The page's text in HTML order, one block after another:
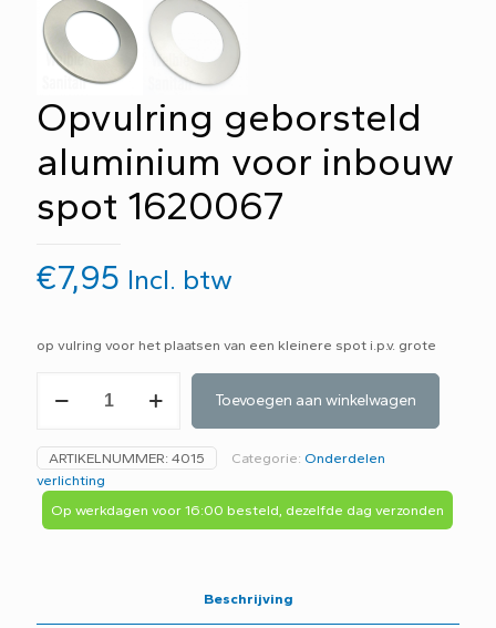
Opvulring geborsteld
aluminium voor inbouw
spot 1620067
€7,95 Incl. btw
op vulring voor het plaatsen van een kleinere spot i.p.v. grote
geborsteld
voor
inbouw
spot
1620067
aantal
Toevoegen aan winkelwagen
ARTIKELNUMMER: 4015 Categorie: Onderdelen
verlichting
Op werkdagen voor 16:00 besteld, dezelfde dag verzonden
Beschrijving